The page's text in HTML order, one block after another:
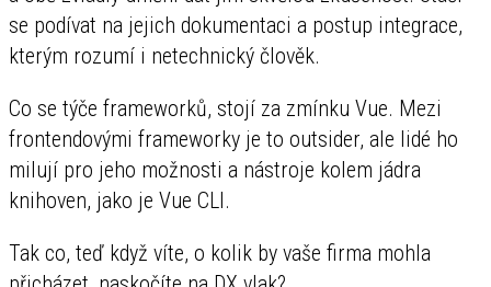
se podívat na jejich dokumentaci a postup integrace,
kterým rozumí i netechnický člověk.
Co se týče frameworků, stojí za zmínku Vue. Mezi
frontendovými frameworky je to outsider, ale lidé ho
milují pro jeho možnosti a nástroje kolem jádra
knihoven, jako je Vue CLI.
Tak co, teď když víte, o kolik by vaše firma mohla